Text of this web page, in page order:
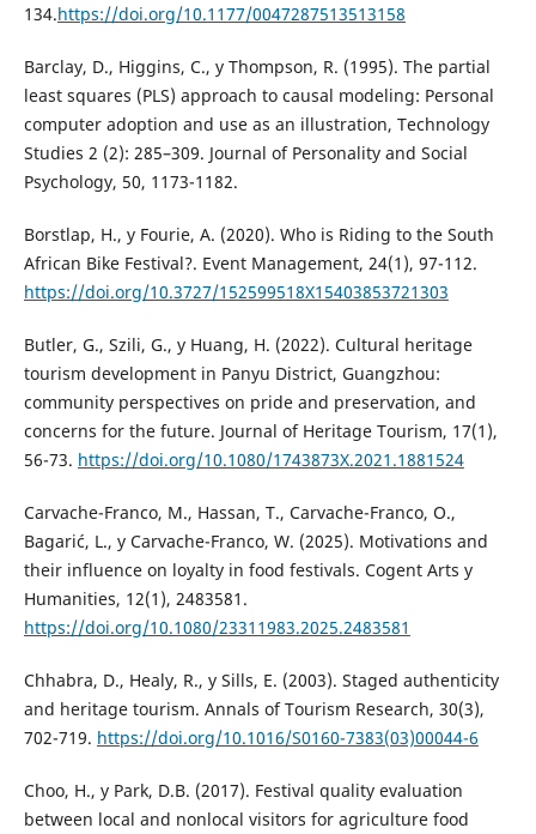
134.https://doi.org/10.1177/0047287513513158
Barclay, D., Higgins, C., y Thompson, R. (1995). The partial
least squares (PLS) approach to causal modeling: Personal
computer adoption and use as an illustration, Technology
Studies 2 (2): 285–309. Journal of Personality and Social
Psychology, 50, 1173-1182.
Borstlap, H., y Fourie, A. (2020). Who is Riding to the South
African Bike Festival?. Event Management, 24(1), 97-112.
https://doi.org/10.3727/152599518X15403853721303
Butler, G., Szili, G., y Huang, H. (2022). Cultural heritage
tourism development in Panyu District, Guangzhou:
community perspectives on pride and preservation, and
concerns for the future. Journal of Heritage Tourism, 17(1),
56-73. https://doi.org/10.1080/1743873X.2021.1881524
Carvache-Franco, M., Hassan, T., Carvache-Franco, O.,
Bagarić, L., y Carvache-Franco, W. (2025). Motivations and
their influence on loyalty in food festivals. Cogent Arts y
Humanities, 12(1), 2483581.
https://doi.org/10.1080/23311983.2025.2483581
Chhabra, D., Healy, R., y Sills, E. (2003). Staged authenticity
and heritage tourism. Annals of Tourism Research, 30(3),
702-719. https://doi.org/10.1016/S0160-7383(03)00044-6
Choo, H., y Park, D.B. (2017). Festival quality evaluation
between local and nonlocal visitors for agriculture food